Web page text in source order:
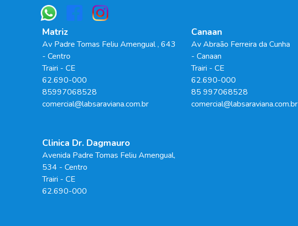
Matriz
Av Padre Tomas Feliu Amengual, 643
- Centro
Trairi - CE
62.690-000
85997068528
comercial@labsaraviana.com.br
Canaan
Av Abraão Ferreira da Cunha
- Canaan
Trairi - CE
62.690-000
85 997068528
comercial@labsaraviana.com.br
Clinica Dr. Dagmauro
Avenida Padre Tomas Feliu Amengual,
534 - Centro
Trairi - CE
62.690-000